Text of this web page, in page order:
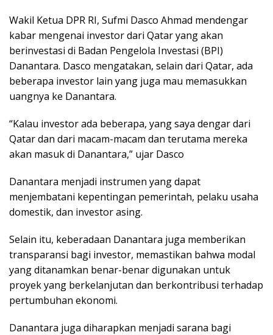
Wakil Ketua DPR RI, Sufmi Dasco Ahmad mendengar
kabar mengenai investor dari Qatar yang akan
berinvestasi di Badan Pengelola Investasi (BPI)
Danantara. Dasco mengatakan, selain dari Qatar, ada
beberapa investor lain yang juga mau memasukkan
uangnya ke Danantara.
“Kalau investor ada beberapa, yang saya dengar dari
Qatar dan dari macam-macam dan terutama mereka
akan masuk di Danantara,” ujar Dasco
Danantara menjadi instrumen yang dapat
menjembatani kepentingan pemerintah, pelaku usaha
domestik, dan investor asing.
Selain itu, keberadaan Danantara juga memberikan
transparansi bagi investor, memastikan bahwa modal
yang ditanamkan benar-benar digunakan untuk
proyek yang berkelanjutan dan berkontribusi terhadap
pertumbuhan ekonomi.
Danantara juga diharapkan menjadi sarana bagi